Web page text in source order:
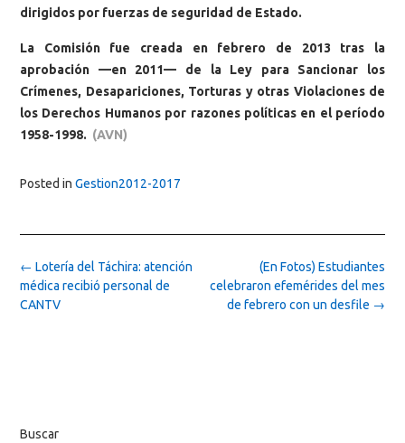
dirigidos por fuerzas de seguridad de Estado.
La Comisión fue creada en febrero de 2013 tras la
aprobación —en 2011— de la Ley para Sancionar los
Crímenes, Desapariciones, Torturas y otras Violaciones de
los Derechos Humanos por razones políticas en el período
1958-1998. (AVN)
Posted in Gestion2012-2017
Post
navigation
(En Fotos) Estudiantes
celebraron efemérides del mes
de febrero con un desfile →
← Lotería del Táchira: atención
médica recibió personal de
CANTV
Buscar